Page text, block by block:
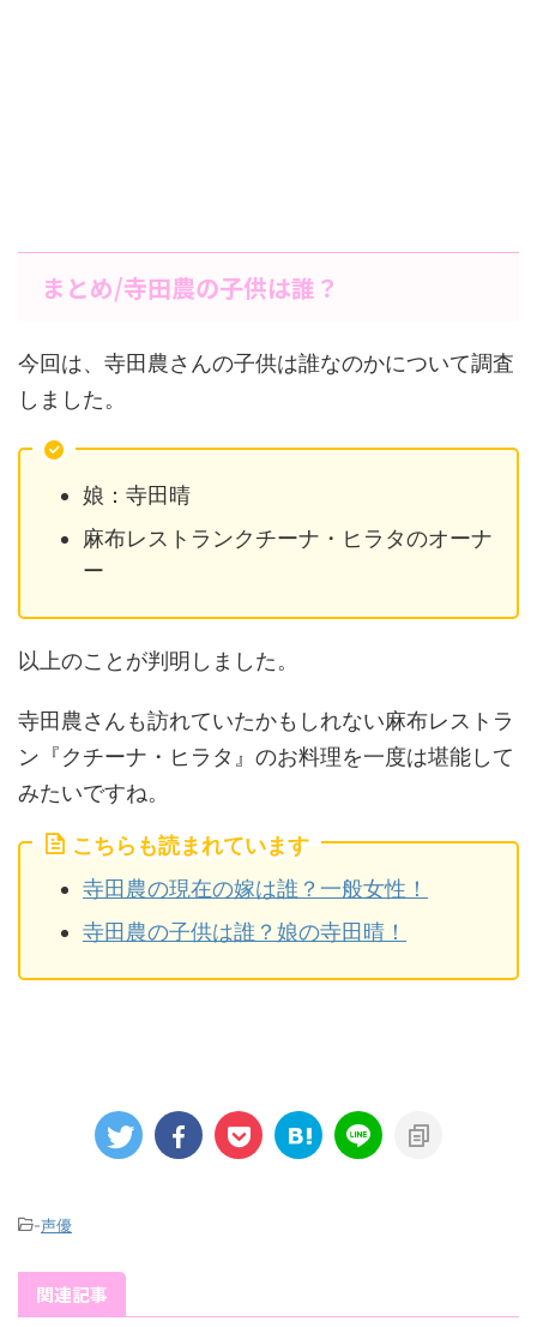
まとめ/寺田農の子供は誰？
今回は、寺田農さんの子供は誰なのかについて調査
しました。
娘：寺田晴
麻布レストランクチーナ・ヒラタのオーナ
ー
以上のことが判明しました。
寺田農さんも訪れていたかもしれない麻布レストラ
ン『クチーナ・ヒラタ』のお料理を一度は堪能して
みたいですね。
こちらも読まれています
寺田農の現在の嫁は誰？一般女性！
寺田農の子供は誰？娘の寺田晴！
-声優
関連記事